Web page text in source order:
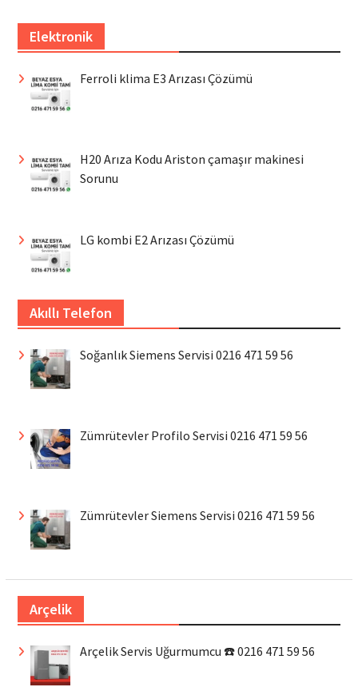
Elektronik
Ferroli klima E3 Arızası Çözümü
H20 Arıza Kodu Ariston çamaşır makinesi
Sorunu
LG kombi E2 Arızası Çözümü
Akıllı Telefon
Soğanlık Siemens Servisi 0216 471 59 56
Zümrütevler Profilo Servisi 0216 471 59 56
Zümrütevler Siemens Servisi 0216 471 59 56
Arçelik
Arçelik Servis Uğurmumcu ☎️ 0216 471 59 56